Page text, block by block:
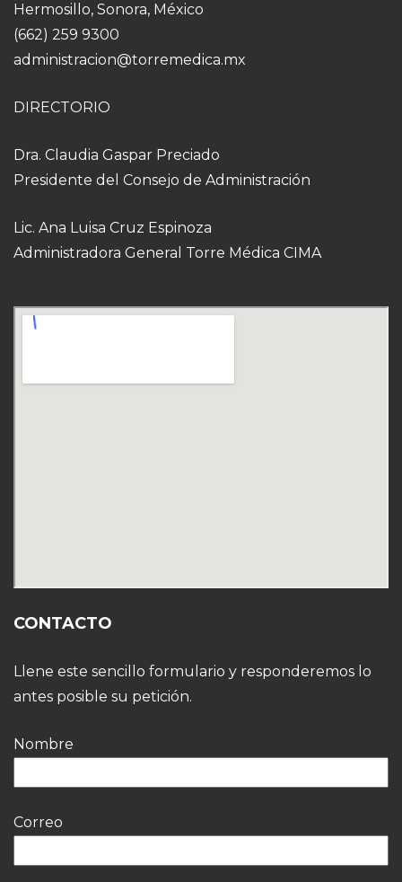
Hermosillo, Sonora, México
(662) 259 9300
administracion@torremedica.mx
DIRECTORIO
Dra. Claudia Gaspar Preciado
Presidente del Consejo de Administración
Lic. Ana Luisa Cruz Espinoza
Administradora General Torre Médica CIMA
CONTACTO
Llene este sencillo formulario y responderemos lo
antes posible su petición.
Nombre
Correo